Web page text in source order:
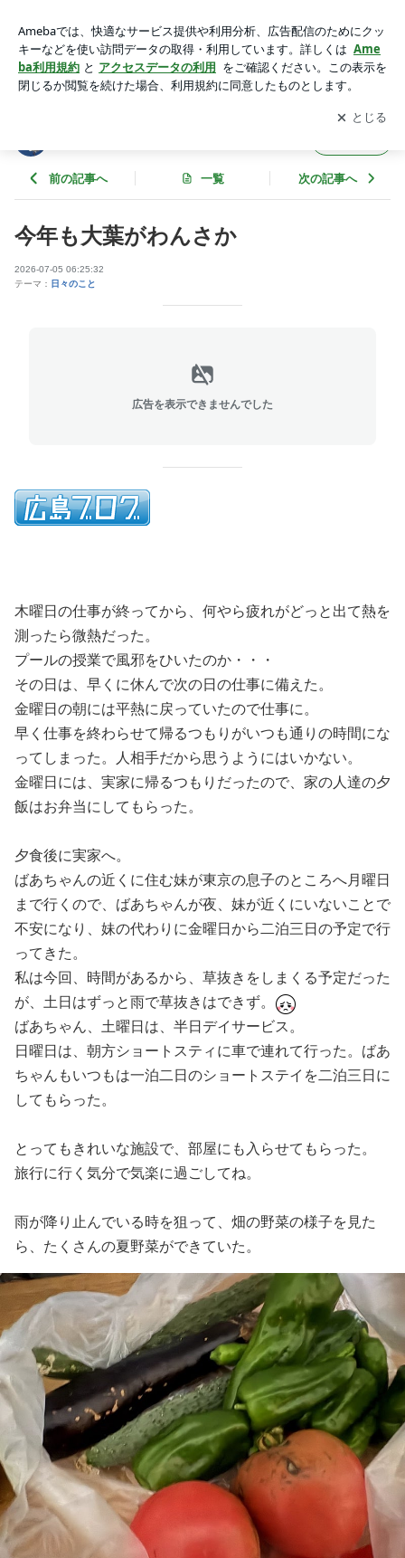
アプリをダウンロードして ブログの更新通知
を受け取りまし
ょう。
開く
前の記事へ 一覧 次の記事へ
今年も大葉がわんさか
2026-07-05 06:25:32
テーマ： 日々のこと
広告を表示できませんでした
木曜日の仕事が終ってから、何やら疲れがどっと出て熱を
測ったら微熱だった。
プールの授業で風邪をひいたのか・・・
その日は、早くに休んで次の日の仕事に備えた。
金曜日の朝には平熱に戻っていたので仕事に。
早く仕事を終わらせて帰るつもりがいつも通りの時間にな
ってしまった。人相手だから思うようにはいかない。
金曜日には、実家に帰るつもりだったので、家の人達の夕
飯はお弁当にしてもらった。
夕食後に実家へ。
ばあちゃんの近くに住む妹が東京の息子のところへ月曜日
まで行くので、ばあちゃんが夜、妹が近くにいないことで
不安になり、妹の代わりに金曜日から二泊三日の予定で行
ってきた。
私は今回、時間があるから、草抜きをしまくる予定だった
が、土日はずっと雨で草抜きはできず。
ばあちゃん、土曜日は、半日デイサービス。
日曜日は、朝方ショートスティに車で連れて行った。ばあ
ちゃんもいつもは一泊二日のショートステイを二泊三日に
してもらった。
とってもきれいな施設で、部屋にも入らせてもらった。
旅行に行く気分で気楽に過ごしてね。
雨が降り止んでいる時を狙って、畑の野菜の様子を見た
ら、たくさんの夏野菜ができていた。